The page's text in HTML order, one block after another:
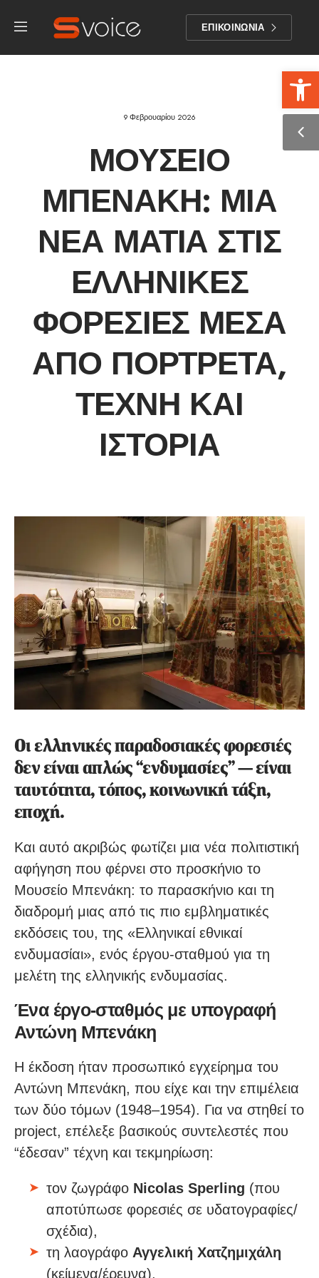
ΕΠΙΚΟΙΝΩΝΙΑ
9 Φεβρουαρίου 2026
ΜΟΥΣΕΊΟ
ΜΠΕΝΆΚΗ: ΜΙΑ
ΝΈΑ ΜΑΤΙΆ ΣΤΙΣ
ΕΛΛΗΝΙΚΈΣ
ΦΟΡΕΣΙΈΣ ΜΈΣΑ
ΑΠΌ ΠΟΡΤΡΈΤΑ,
ΤΈΧΝΗ ΚΑΙ
ΙΣΤΟΡΊΑ
Οι ελληνικές παραδοσιακές φορεσιές
δεν είναι απλώς “ενδυμασίες” — είναι
ταυτότητα, τόπος, κοινωνική τάξη,
εποχή.
Και αυτό ακριβώς φωτίζει μια νέα πολιτιστική
αφήγηση που φέρνει στο προσκήνιο το
Μουσείο Μπενάκη: το παρασκήνιο και τη
διαδρομή μιας από τις πιο εμβληματικές
εκδόσεις του, της «Ελληνικαί εθνικαί
ενδυμασίαι», ενός έργου-σταθμού για τη
μελέτη της ελληνικής ενδυμασίας.
Ένα έργο-σταθμός με υπογραφή
Αντώνη Μπενάκη
Η έκδοση ήταν προσωπικό εγχείρημα του
Αντώνη Μπενάκη, που είχε και την επιμέλεια
των δύο τόμων (1948–1954). Για να στηθεί το
project, επέλεξε βασικούς συντελεστές που
“έδεσαν” τέχνη και τεκμηρίωση:
τον ζωγράφο Nicolas Sperling (που
αποτύπωσε φορεσιές σε υδατογραφίες/
σχέδια),
τη λαογράφο Αγγελική Χατζημιχάλη
(κείμενα/έρευνα),